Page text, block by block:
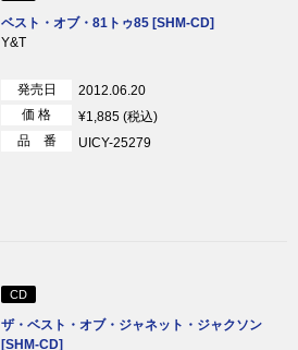
ベスト・オブ・81トゥ85 [SHM-CD]
Y&T
発売日
2012.06.20
価 格
¥1,885 (税込)
品 番
UICY-25279
CD
ザ・ベスト・オブ・ジャネット・ジャクソン
[SHM-CD]